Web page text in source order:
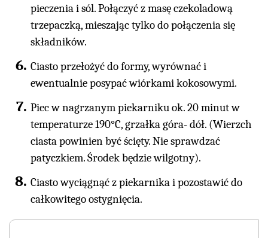
pieczenia i sól. Połączyć z masę czekoladową
trzepaczką, mieszając tylko do połączenia się
składników.
Ciasto przełożyć do formy, wyrównać i
ewentualnie posypać wiórkami kokosowymi.
Piec w nagrzanym piekarniku ok. 20 minut w
temperaturze 190°C, grzałka góra- dół. (Wierzch
ciasta powinien być ścięty. Nie sprawdzać
patyczkiem. Środek będzie wilgotny).
Ciasto wyciągnąć z piekarnika i pozostawić do
całkowitego ostygnięcia.